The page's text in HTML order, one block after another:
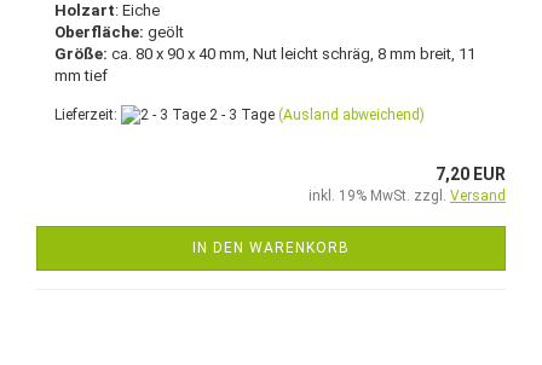
Holzart: Eiche
Oberfläche: geölt
Größe: ca. 80 x 90 x 40 mm, Nut leicht schräg, 8 mm breit, 11
mm tief
Lieferzeit: 2 - 3 Tage (Ausland abweichend)
7,20 EUR
inkl. 19% MwSt. zzgl. Versand
IN DEN WARENKORB